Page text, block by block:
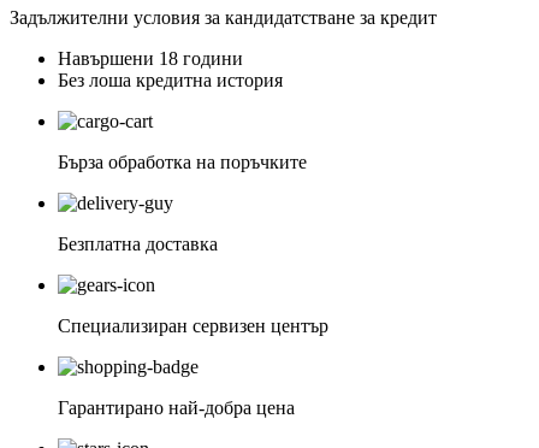
Задължителни условия за кандидатстване за кредит
Навършени 18 години
Без лоша кредитна история
Бърза обработка на поръчките
Безплатна доставка
Специализиран сервизен център
Гарантирано най-добра цена